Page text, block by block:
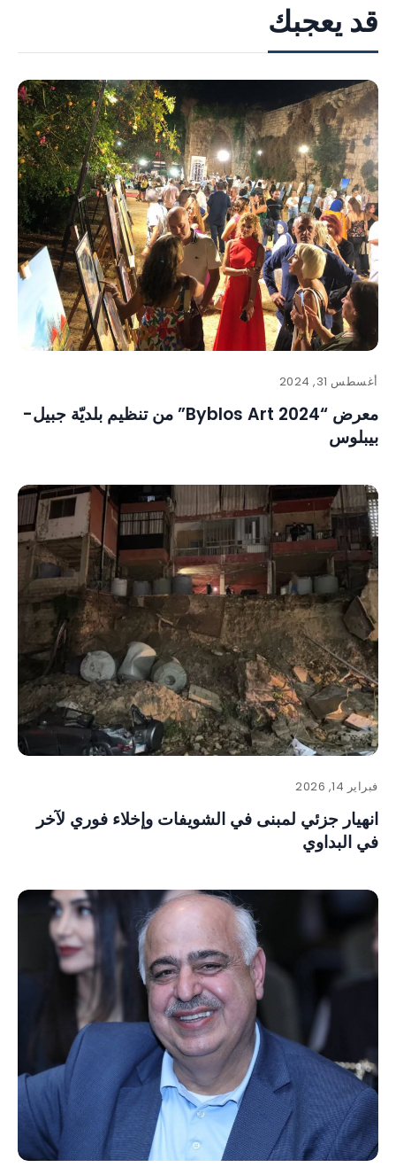
قد يعجبك
أغسطس 31, 2024
معرض “Byblos Art 2024” من تنظيم بلديّة جبيل-
بيبلوس
فبراير 14, 2026
انهيار جزئي لمبنى في الشويفات وإخلاء فوري لآخر
في البداوي